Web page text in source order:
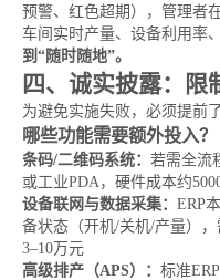
预警、红色超期），管理者
车间实时产量、设备利用率
到“随时随地”。
四、诚实披露：限
为避免实施失败，必须提前
哪些功能需要额外投入？
条码/二维码系统： 若需全流
或工业PDA，硬件成本约
设备联网与数据采集： ERP
备状态（开机/关机/产量）
3–10万元
高级排产（APS）： 标准